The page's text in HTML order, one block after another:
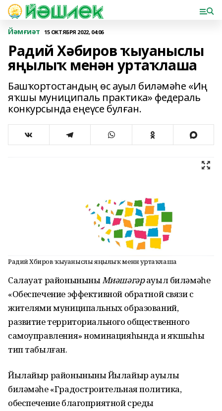
Йәмғиәт 15 ОКТЯБРЯ 2022, 04:06
Радий Хәбиров ҡыуаныслы
яңылыҡ менән уртаҡлаша
Башҡортостандың өс ауыл биләмәһе «Иң
яҡшы муниципаль практика» федераль
конкурсында еңеүсе булған.
Радий Хәбиров ҡыуаныслы яңылыҡ менән уртаҡлаша
Салауат районыныныңМиәшәгәрауыл биләмәһе
«Обеспечение эффективной обратной связи с
жителями муниципальных образований,
развитие территориального общественного
самоуправления» номинацияһында иң яҡшыһы
тип табылған.
Йылайыр районынының Йылайыр ауылы
биләмәһе «Градостроительная политика,
обеспечение благоприятной среды